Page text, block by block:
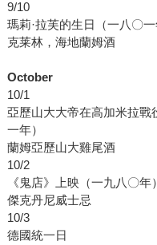
9/10
瑪莉·拉芙的生日（一八〇一
克莱林，海地蘭姆酒
October
10/1
亞歷山大大帝在高加米拉戰
一年）
蘭姆亞歷山大雞尾酒
10/2
《鬼店》上映（一九八〇年）
傑克丹尼威士忌
10/3
德國統一日